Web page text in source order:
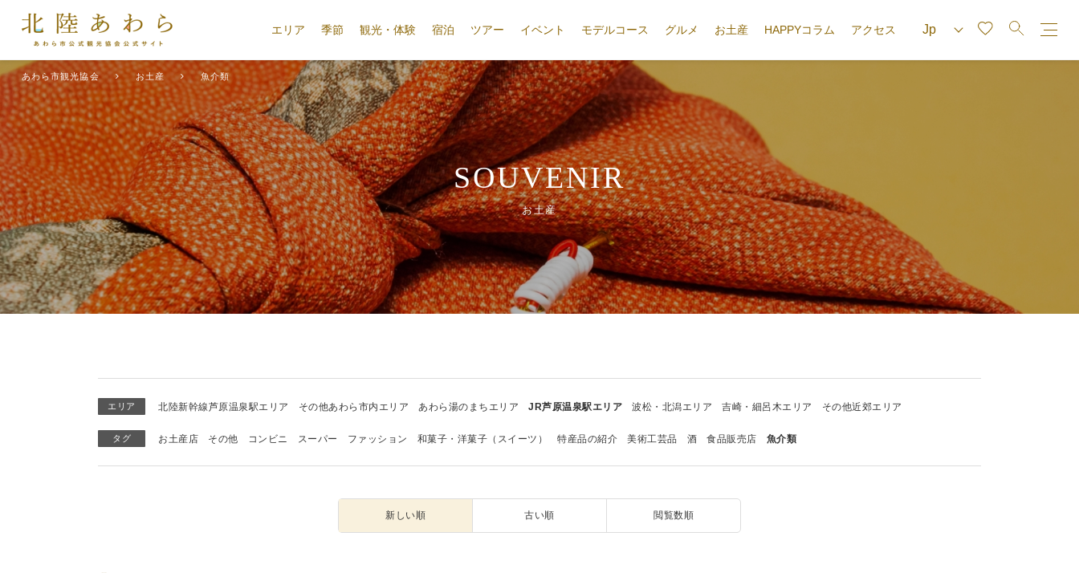
エリア 季節 観光・体験 宿泊 ツアー イベント モデルコース グルメ お土産 HAPPYコラム アクセス
あわら市観光協会 お土産 魚介類
SOUVENIR
お土産
エリア 北陸新幹線芦原温泉駅エリア その他あわら市内エリア あわら湯のまちエリア JR芦原温泉駅エリア 波松・北潟エリア 吉崎・細呂木エリア その他近郊エリア
タグ お土産店 その他 コンビニ スーパー ファッション 和菓子・洋菓子（スイーツ） 特産品の紹介 美術工芸品 酒 食品販売店 魚介類
新しい順 古い順 閲覧数順